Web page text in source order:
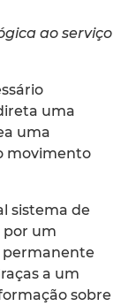
ao serviço
uma
uma
movimento
sistema de
por um
permanente
a um
sobre